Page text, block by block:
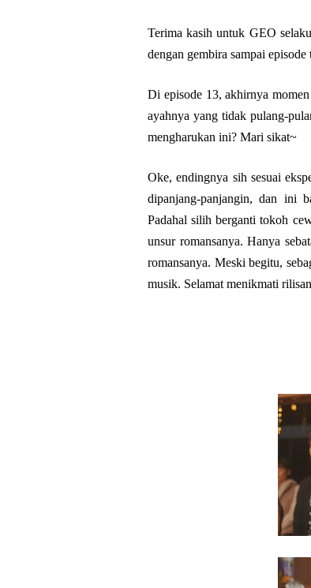
Terima kasih untuk GEO
dengan gembira sampai episode
Di episode 13, akhirnya
ayahnya yang tidak pulang-
mengharukan ini? Mari sikat~
Oke, endingnya sih sesuai
dipanjang-panjangin, dan ini
Padahal silih berganti tokoh
unsur romansanya. Hanya
romansanya. Meski begitu,
musik. Selamat menikmati